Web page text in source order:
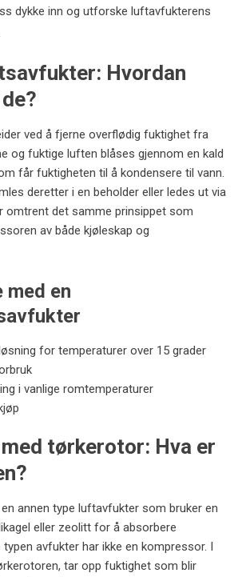
dykke inn og utforske luftavfukterens
Hvordan
ved å fjerne overflødig fuktighet fra
og fuktige luften blåses gjennom en kald
får fuktigheten til å kondensere til vann.
deretter i en beholder eller ledes ut via
omtrent det samme prinsippet som
av både kjøleskap og
med en
for temperaturer over 15 grader
i vanlige romtemperaturer
tørkerotor: Hva er
annen type luftavfukter som bruker en
eller zeolitt for å absorbere
typen avfukter har ikke en kompressor. I
tar opp fuktighet som blir